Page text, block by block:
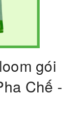
gói
Chế -